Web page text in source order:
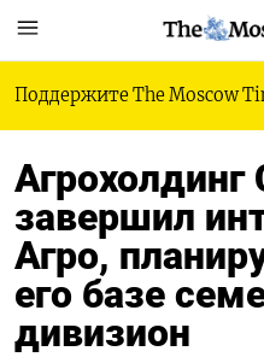
Поддержите The Moscow
Агрохолдинг
завершил
Агро,
его базе
дивизион